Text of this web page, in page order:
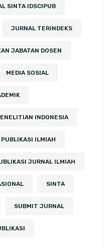
SINTA IDSCIPUB
JURNAL TERINDEKS
JABATAN DOSEN
MEDIA SOSIAL
INDONESIA
PUBLIKASI ILMIAH
JURNAL ILMIAH
SINTA
SUBMIT JURNAL